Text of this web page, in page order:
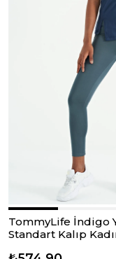
TommyLife İndigo
Standart Kalıp